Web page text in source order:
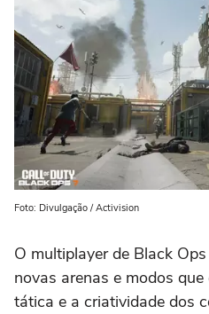
Foto: Divulgação / Activision
O multiplayer de Black
novas arenas e modos
tática e a criatividade dos